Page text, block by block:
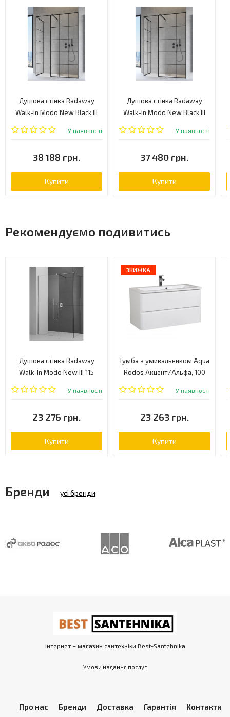
Душова стінка Radaway
Walk-In Modo New Black III
Factory 110 (389114-54-55)
У наявності
38 188 грн.
Купити
Душова стінка Radaway
Walk-In Modo New Black III
Factory 105 (389105-54-55)
У наявності
37 480 грн.
Купити
Рекомендуємо подивитись
Душова стінка Radaway
Walk-In Modo New III 115
(389115-01-01)
У наявності
23 276 грн.
Купити
ЗНИЖКА
Тумба з умивальником Aqua
Rodos Акцент/Альфа, 100
(АР000040137)
У наявності
23 263 грн.
Купити
Бренди усі бренди
Інтернет – магазин сантехніки Best-Santehnika
Умови надання послуг
Про нас Бренди Доставка Гарантія Контакти